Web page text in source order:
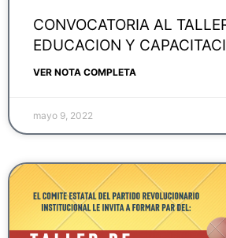
CONVOCATORIA AL
EDUCACION Y
VER NOTA COMPLETA
mayo 9, 2022